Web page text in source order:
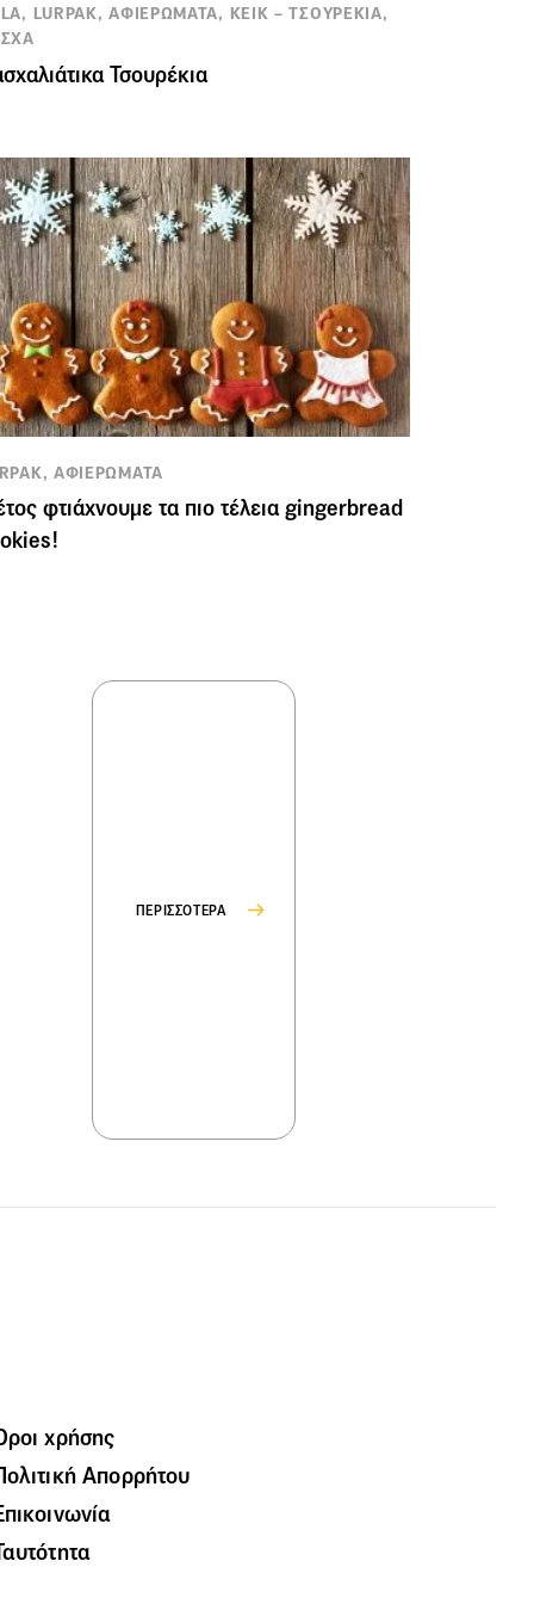
LURPAK, ΑΦΙΕΡΩΜΑΤΑ, ΚΕΙΚ – ΤΣΟΥΡΕΚΙΑ,
Τσουρέκια
ΑΦΙΕΡΩΜΑΤΑ
φτιάχνουμε τα πιο τέλεια gingerbread
ΠΕΡΙΣΣΟΤΕΡΑ
χρήσης
Απορρήτου